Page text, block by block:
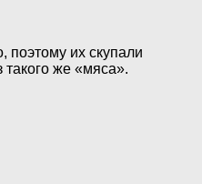
поэтому их скупали
же «мяса».